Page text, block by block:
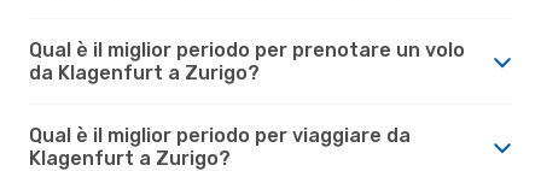
Qual è il miglior periodo per prenotare un volo
da Klagenfurt a Zurigo?
Qual è il miglior periodo per viaggiare da
Klagenfurt a Zurigo?